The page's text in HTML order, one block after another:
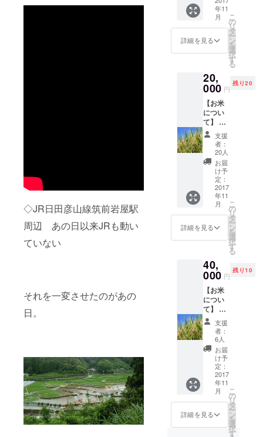
◇JR日田彦山線筑前岩屋駅
周辺 あの日以来JRも動い
ていない
それを一変させたのがあの
日。
ファン
の間で
は「お
かずの
いらな
いお
しても
有名。
だまさ
れない
から食
べてみ
て！！
年11
月
詳細を見る
こ
の
リ
タ
ー
ン
を
選
択
す
る
20,
000 円
残り20
【お米
につい
て】 東
峰村宝
珠山地
区で収
穫され
た『棚
田ん
米』
ファン
の間で
は「お
かずの
いらな
いお
しても
有名。
だまさ
れない
から食
べてみ
て！！
【農業
体験に
つい
て】 地
元住民
と一緒
にお米
を作っ
てみま
せん
支援
者：
20人
お届
け予
定：
2017
年11
月
詳細を見る
こ
の
リ
タ
ー
ン
を
選
択
す
る
40,
000 円
残り10
【お米
につい
て】 東
峰村宝
珠山地
区で収
穫され
た『棚
田ん
米』
ファン
の間で
は「お
かずの
いらな
いお
支援
者：
6人
お届
け予
定：
2017
年11
月
詳細を見る
こ
の
リ
タ
ー
ン
を
選
択
す